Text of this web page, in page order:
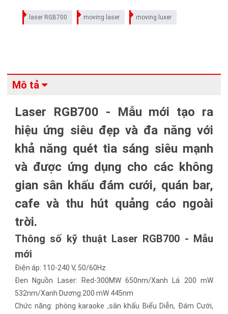
laser RGB700 moving laser moving luxer
Mô tả
Laser RGB700 - Mẫu mới tạo ra
hiệu ứng siêu đẹp và đa năng với
khả năng quét tia sáng siêu mạnh
và được ứng dụng cho các không
gian sân khấu đám cưới, quán bar,
cafe và thu hút quảng cáo ngoài
trời.
Thông số kỹ thuật Laser RGB700 - Mẫu
mới
Điện áp: 110-240 V, 50/60Hz
Đen Nguồn Laser: Red-300MW 650nm/Xanh Lá 200 mW
532nm/Xanh Dương 200 mW 445nm
Chức năng: phòng karaoke ,sân khấu Biểu Diễn, Đám Cưới,